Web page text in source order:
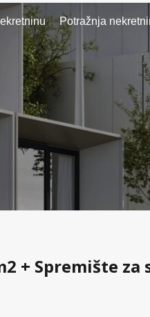
Potražnja
+ Spremište za